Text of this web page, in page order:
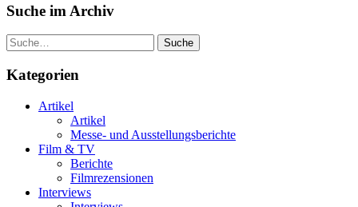
Suche im Archiv
Suche
Kategorien
Artikel
Artikel
Messe- und Ausstellungsberichte
Film & TV
Berichte
Filmrezensionen
Interviews